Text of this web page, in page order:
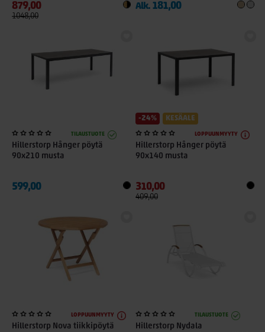
879,00
1048,00
Alk. 181,00
TILAUSTUOTE
Hillerstorp Hånger pöytä
90x210 musta
599,00
-24% KESÄALE
LOPPUUNMYYTY
Hillerstorp Hånger pöytä
90x140 musta
310,00
409,00
LOPPUUNMYYTY
Hillerstorp Nova tiikkipöytä
TILAUSTUOTE
Hillerstorp Nydala